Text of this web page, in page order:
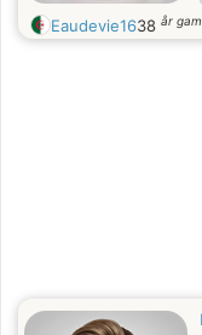
Eaudevie1638 år